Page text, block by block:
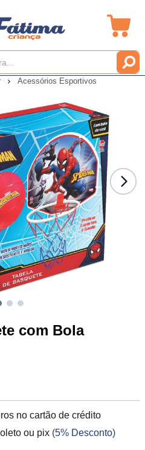
Acessórios Esportivos
com Bola
no cartão de crédito
ou pix (5% Desconto)